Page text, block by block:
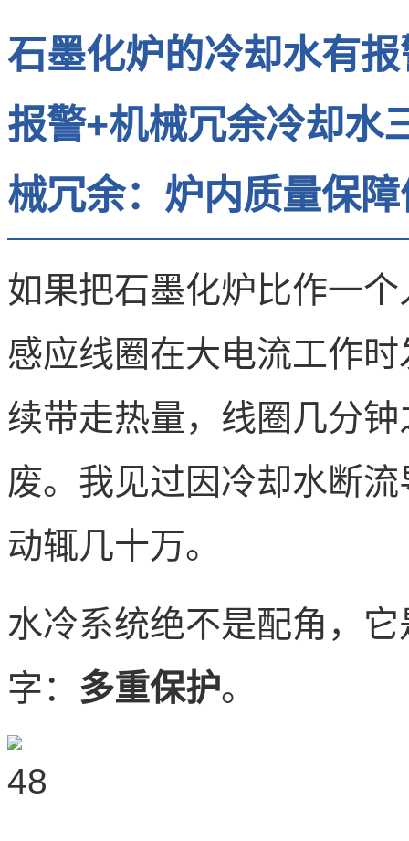
石墨化炉的冷却水有
报警+机械冗余冷却水
械冗余：炉内质量保
如果把石墨化炉比作一
感应线圈在大电流工作
续带走热量，线圈几分
废。我见过因冷却水断
动辄几十万。
水冷系统绝不是配角，
字： 多重保护。